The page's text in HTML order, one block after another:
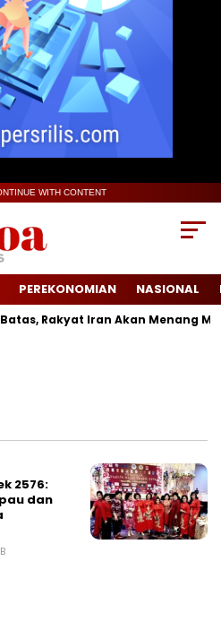
WITH CONTENT
PEREKONOMIAN NASIONAL
Rakyat Iran Akan Menang
2576:
dan